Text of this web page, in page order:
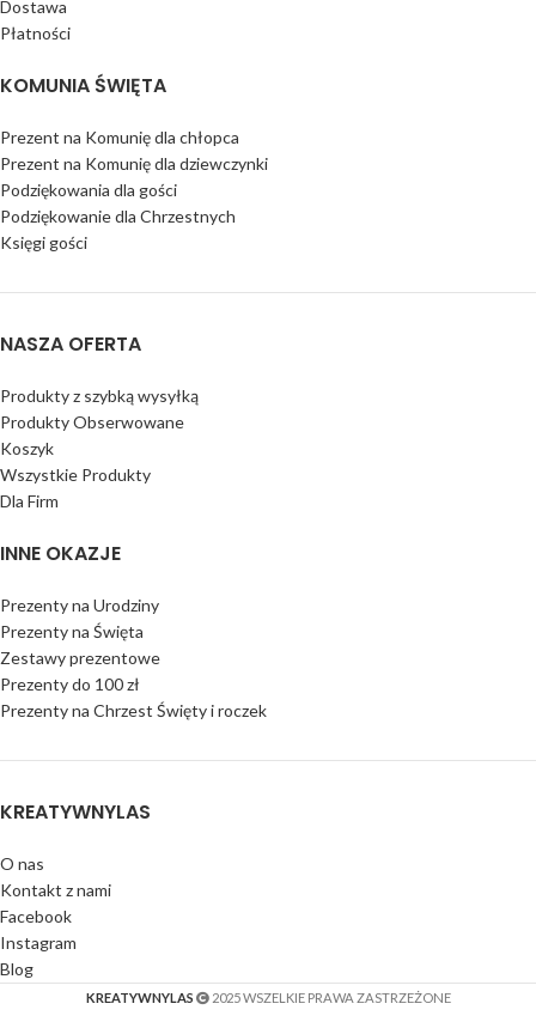
Dostawa
Płatności
KOMUNIA ŚWIĘTA
Prezent na Komunię dla chłopca
Prezent na Komunię dla dziewczynki
Podziękowania dla gości
Podziękowanie dla Chrzestnych
Księgi gości
NASZA OFERTA
Produkty z szybką wysyłką
Produkty Obserwowane
Koszyk
Wszystkie Produkty
Dla Firm
INNE OKAZJE
Prezenty na Urodziny
Prezenty na Święta
Zestawy prezentowe
Prezenty do 100 zł
Prezenty na Chrzest Święty i roczek
KREATYWNYLAS
O nas
Kontakt z nami
Facebook
Instagram
Blog
KREATYWNYLAS 2025 WSZELKIE PRAWA ZASTRZEŻONE